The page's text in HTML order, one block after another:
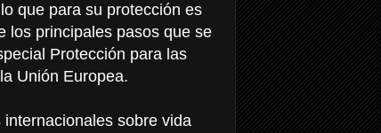
que para su protección es
los principales pasos que se
Protección para las
Unión Europea.
sobre vida